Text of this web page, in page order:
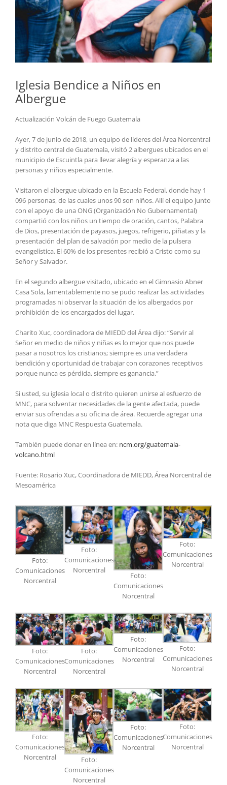
Iglesia Bendice a Niños en
Albergue
Actualización Volcán de Fuego Guatemala
Ayer, 7 de junio de 2018, un equipo de líderes del Área Norcentral
y distrito central de Guatemala, visitó 2 albergues ubicados en el
municipio de Escuintla para llevar alegría y esperanza a las
personas y niños especialmente.
Visitaron el albergue ubicado en la Escuela Federal, donde hay 1
096 personas, de las cuales unos 90 son niños. Allí el equipo junto
con el apoyo de una ONG (Organización No Gubernamental)
compartió con los niños un tiempo de oración, cantos, Palabra
de Dios, presentación de payasos, juegos, refrigerio, piñatas y la
presentación del plan de salvación por medio de la pulsera
evangelística. El 60% de los presentes recibió a Cristo como su
Señor y Salvador.
En el segundo albergue visitado, ubicado en el Gimnasio Abner
Casa Sola, lamentablemente no se pudo realizar las actividades
programadas ni observar la situación de los albergados por
prohibición de los encargados del lugar.
Charito Xuc, coordinadora de MIEDD del Área dijo: “Servir al
Señor en medio de niños y niñas es lo mejor que nos puede
pasar a nosotros los cristianos; siempre es una verdadera
bendición y oportunidad de trabajar con corazones receptivos
porque nunca es pérdida, siempre es ganancia.”
Si usted, su iglesia local o distrito quieren unirse al esfuerzo de
MNC, para solventar necesidades de la gente afectada, puede
enviar sus ofrendas a su oficina de área. Recuerde agregar una
nota que diga MNC Respuesta Guatemala.
También puede donar en línea en: ncm.org/guatemala-
volcano.html
Fuente: Rosario Xuc, Coordinadora de MIEDD, Área Norcentral de
Mesoamérica
Foto:
Comunicaciones
Norcentral
Foto:
Comunicaciones
Norcentral
Foto:
Comunicaciones
Norcentral
Foto:
Comunicaciones
Norcentral
Foto:
Comunicaciones
Norcentral
Foto:
Comunicaciones
Norcentral
Foto:
Comunicaciones
Norcentral
Foto:
Comunicaciones
Norcentral
Foto:
Comunicaciones
Norcentral
Foto:
Comunicaciones
Norcentral
Foto:
Comunicaciones
Norcentral
Foto:
Comunicaciones
Norcentral